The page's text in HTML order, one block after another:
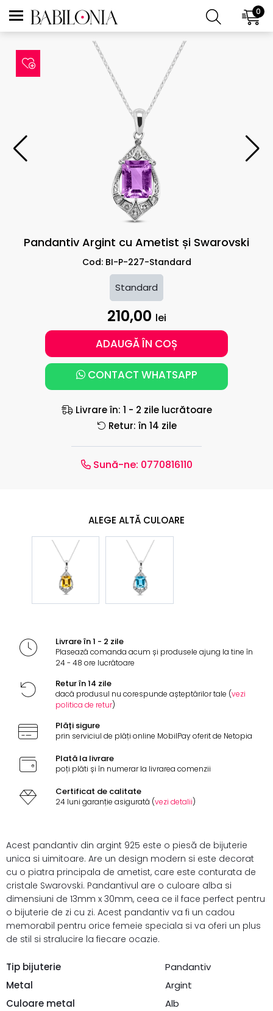
0
Pandantiv Argint cu Ametist și Swarovski
Cod: BI-P-227-Standard
Standard
210,00 lei
ADAUGĂ ÎN COȘ
CONTACT WHATSAPP
Livrare în: 1 - 2 zile lucrătoare
Retur: în 14 zile
Sună-ne: 0770816110
ALEGE ALTĂ CULOARE
Acest pandantiv din argint 925 este o piesă de bijuterie
unica si uimitoare. Are un design modern si este decorat
cu o piatra principala de ametist, care este conturata de
cristale Swarovski. Pandantivul are o culoare alba si
dimensiuni de 13mm x 30mm, ceea ce il face perfect pentru
o bijuterie de zi cu zi. Acest pandantiv va fi un cadou
memorabil pentru orice femeie speciala si va oferi un plus
de stil si stralucire la fiecare ocazie.
Tip bijuterie
Pandantiv
Metal
Argint
Culoare metal
Alb
Livrare în 1 - 2 zile
Plasează comanda acum și produsele ajung la tine în
24 - 48 ore lucrătoare
Retur în 14 zile
dacă produsul nu corespunde așteptărilor tale (vezi
politica de retur)
Plăți sigure
prin serviciul de plăți online MobilPay oferit de Netopia
Plată la livrare
poți plăti și în numerar la livrarea comenzii
Certificat de calitate
24 luni garanție asigurată (vezi detalii)